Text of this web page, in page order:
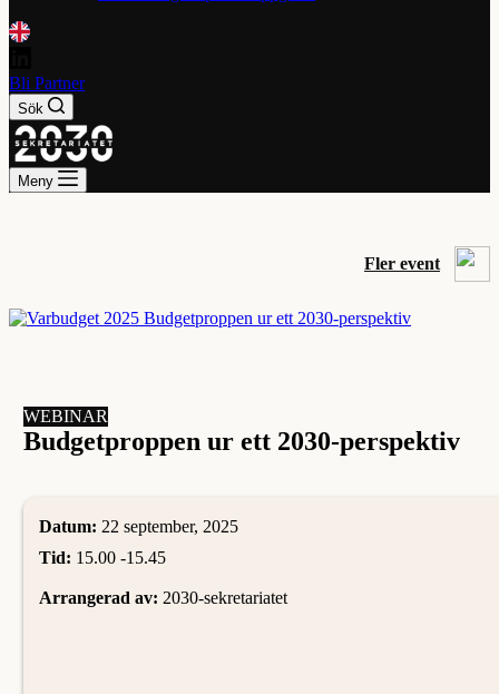
Bli Partner
Sök
Meny
Fler event
WEBINAR
Budgetproppen ur ett 2030-perspektiv
Datum: 22 september, 2025
Tid: 15.00 -15.45
Arrangerad av: 2030-sekretariatet